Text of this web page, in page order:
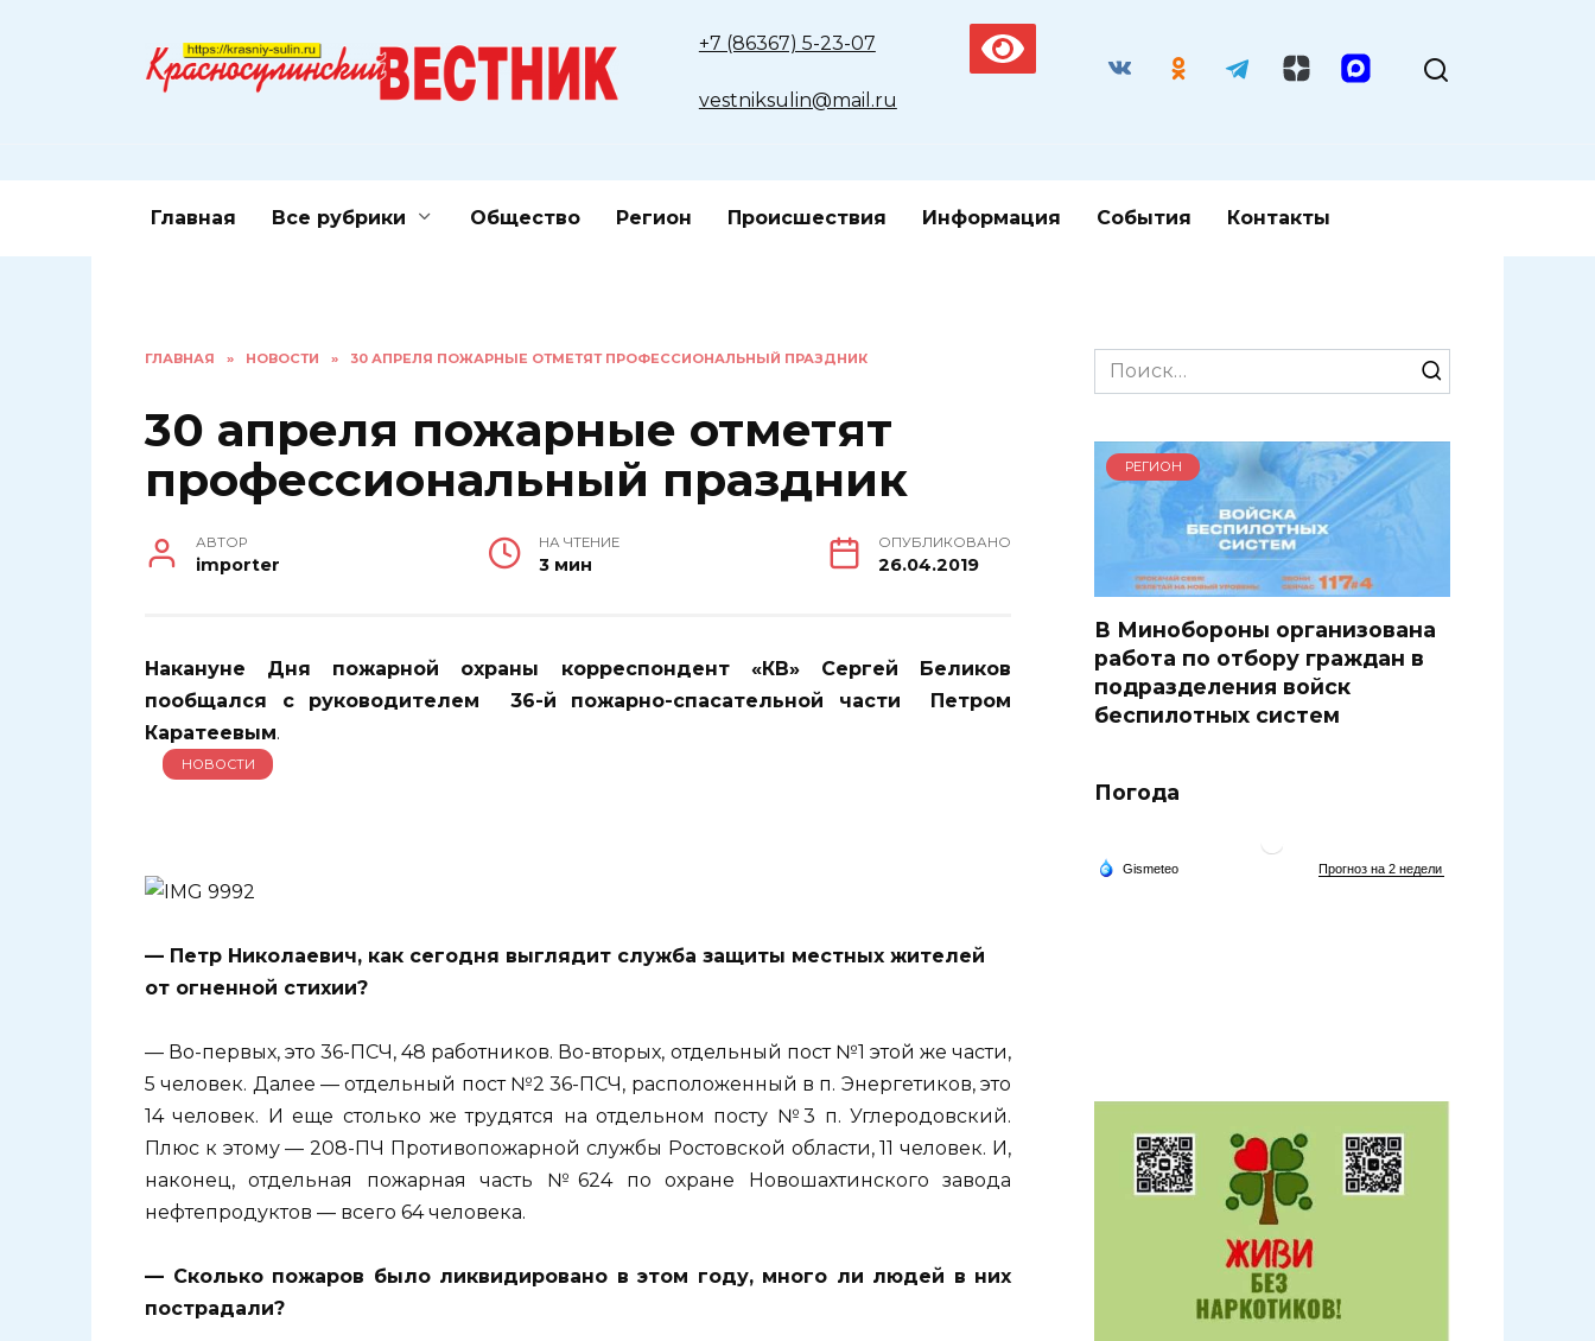
+7 (86367) 5-23-07
vestniksulin@mail.ru
Главная Все рубрики Общество Регион Происшествия Информация События Контакты
ГЛАВНАЯ » НОВОСТИ » 30 АПРЕЛЯ ПОЖАРНЫЕ ОТМЕТЯТ ПРОФЕССИОНАЛЬНЫЙ ПРАЗДНИК
30 апреля пожарные отметят
профессиональный праздник
АВТОР
importer
НА ЧТЕНИЕ
3 мин
ОПУБЛИКОВАНО
26.04.2019
Накануне Дня пожарной охраны корреспондент «КВ» Сергей Беликов
пообщался с руководителем 36-й пожарно-спасательной части Петром
Каратеевым.
НОВОСТИ
— Петр Николаевич, как сегодня выглядит служба защиты местных жителей
от огненной стихии?
— Во-первых, это 36-ПСЧ, 48 работников. Во-вторых, отдельный пост №1 этой же части,
5 человек. Далее — отдельный пост №2 36-ПСЧ, расположенный в п. Энергетиков, это
14 человек. И еще столько же трудятся на отдельном посту №3 п. Углеродовский.
Плюс к этому — 208-ПЧ Противопожарной службы Ростовской области, 11 человек. И,
наконец, отдельная пожарная часть №624 по охране Новошахтинского завода
нефтепродуктов — всего 64 человека.
— Сколько пожаров было ликвидировано в этом году, много ли людей в них
пострадали?
Search
for:
РЕГИОН
В Минобороны организована
работа по отбору граждан в
подразделения войск
беспилотных систем
Погода